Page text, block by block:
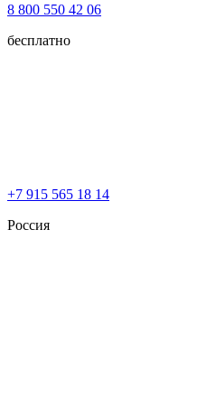
8 800 550 42 06
бесплатно
+7 915 565 18 14
Россия